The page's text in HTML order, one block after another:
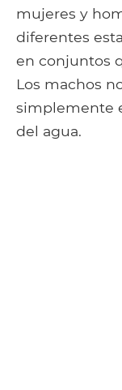
mujeres y
diferentes
en conjuntos
Los machos
simplemente
del agua.